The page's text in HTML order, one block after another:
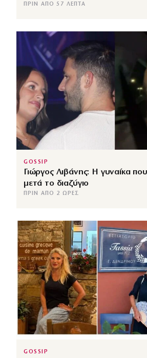
ΠΡΙΝ ΑΠΌ 57 ΛΕΠΤΆ
GOSSIP
Γιώργος Λιβάνης: Η γυναίκα
μετά το διαζύγιο
ΠΡΙΝ ΑΠΌ 2 ΏΡΕΣ
GOSSIP